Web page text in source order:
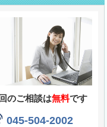
のご相談は無料です
045-504-2002